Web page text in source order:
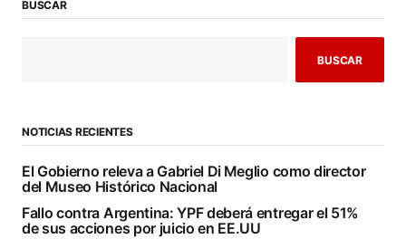
BUSCAR
BUSCAR
NOTICIAS RECIENTES
El Gobierno releva a Gabriel Di Meglio como director
del Museo Histórico Nacional
Fallo contra Argentina: YPF deberá entregar el 51%
de sus acciones por juicio en EE.UU